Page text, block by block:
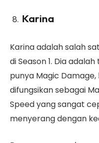
Karina
Karina adalah salah
di Season 1. Dia
punya Magic
difungsikan sebagai
Speed yang sangat
menyerang dengan